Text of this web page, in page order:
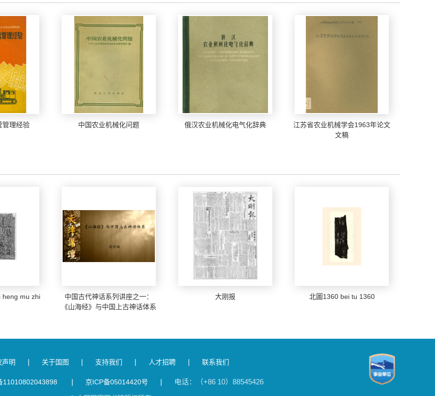
管理经验 中国农业机械化问题 俄汉农业机械化电气化辞典
江苏省农业机械学会1963年论文
文稿
heng mu zhi
中国古代神话系列讲座之一：
《山海经》与中国上古神话体系
大刚报 北圖1360 bei tu 1360
声明 | 关于国图 | 支持我们 | 人才招聘 | 联系我们
11010802043898 | 京ICP备05014420号 | 电话：（+86 10）88545426